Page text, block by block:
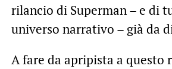
rilancio di Superman – e di
universo narrativo – già da
A fare da apripista a questo